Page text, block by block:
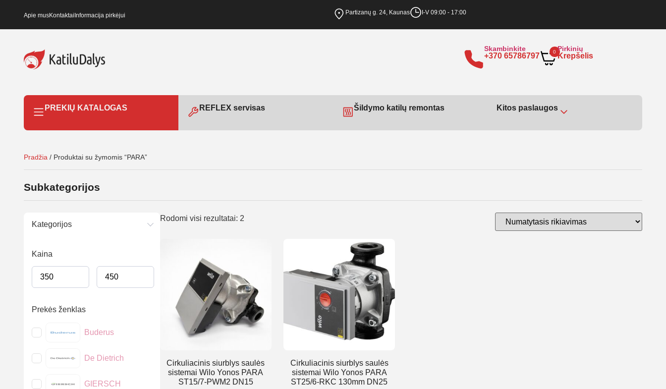
Apie musKontaktaiInformacija pirkėjui Partizanų g. 24, Kaunas I-V 09:00 - 17:00
Skambinkite
+370 65786797 0 Pirkinių
Krepšelis
PREKIŲ KATALOGAS REFLEX servisas Šildymo katilų remontas Kitos paslaugos
Pradžia / Produktai su žymomis “PARA”
Subkategorijos
Kategorijos
Kaina
Prekės ženklas
Buderus
De Dietrich
GIERSCH
Rodomi visi rezultatai: 2
Cirkuliacinis siurblys saulės
sistemai Wilo Yonos PARA
ST15/7-PWM2 DN15
Cirkuliacinis siurblys saulės
sistemai Wilo Yonos PARA
ST25/6-RKC 130mm DN25